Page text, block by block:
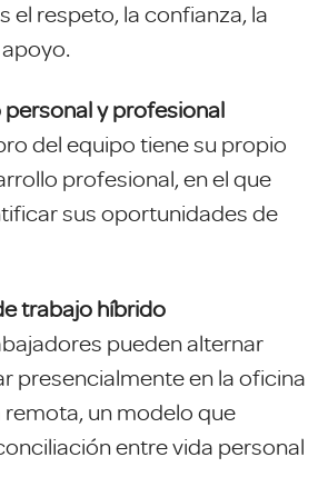
el respeto, la confianza, la
y profesional
del equipo tiene su propio
profesional, en el que
sus oportunidades de
trabajo híbrido
pueden alternar
presencialmente en la oficina
remota, un modelo que
entre vida personal